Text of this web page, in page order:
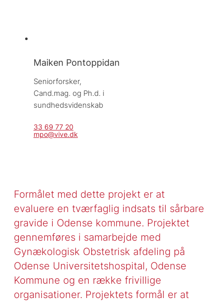
Maiken Pontoppidan
Seniorforsker,
Cand.mag. og Ph.d. i
sundhedsvidenskab
33 69 77 20
mpo@vive.dk
Formålet med dette projekt er at
evaluere en tværfaglig indsats til sårbare
gravide i Odense kommune. Projektet
gennemføres i samarbejde med
Gynækologisk Obstetrisk afdeling på
Odense Universitetshospital, Odense
Kommune og en række frivillige
organisationer. Projektets formål er at